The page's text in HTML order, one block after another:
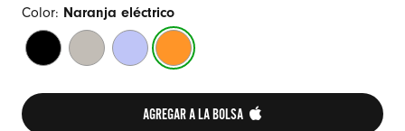
Color: Naranja eléctrico
Negro
azabache
Arena
movediza
Morado
dinámico
Naranja
eléctrico
AGREGAR A LA BOLSA